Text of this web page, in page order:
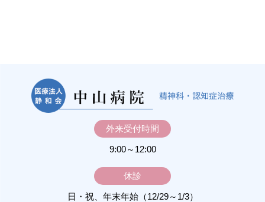
外来受付時間
9:00～12:00
休診
日・祝、年末年始（12/29～1/3）